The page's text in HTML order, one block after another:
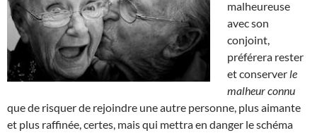
malheureuse
avec son
conjoint,
préférera rester
et conserver le
malheur connu
que de risquer de rejoindre une autre personne, plus aimante
et plus raffinée, certes, mais qui mettra en danger le schéma